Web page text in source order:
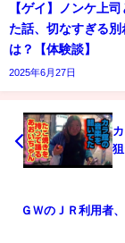
【ゲイ】ノンケ上
た話、切なすぎる別
は？【体験談】
2025年6月27日
ＧＷのＪＲ利用者